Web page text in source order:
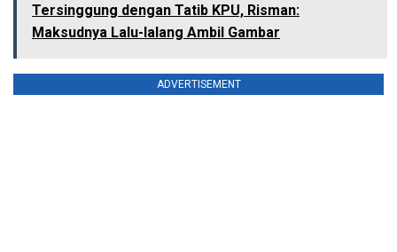
Tersinggung dengan Tatib KPU, Risman:
Maksudnya Lalu-lalang Ambil Gambar
ADVERTISEMENT